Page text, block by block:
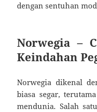
dengan sentuhan
Norwegia –
Keindahan
Norwegia dikenal
biasa segar,
mendunia. Salah